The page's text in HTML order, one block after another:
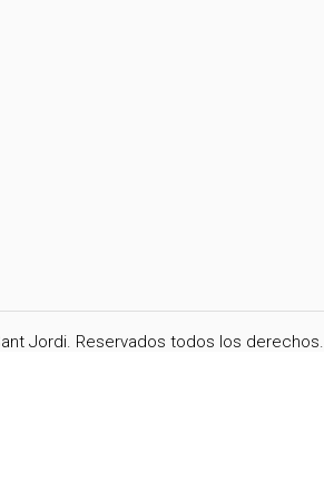
Jordi. Reservados todos los derechos.